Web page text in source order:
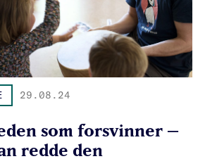
29.08.24
som forsvinner –
redde den